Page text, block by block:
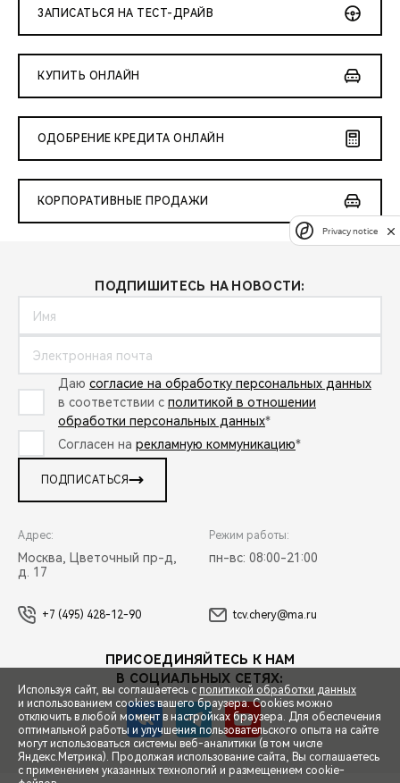
СПЕЦПРЕДЛОЖЕНИЯ
ЗАПИСАТЬСЯ НА ТЕСТ-ДРАЙВ
КУПИТЬ ОНЛАЙН
ОДОБРЕНИЕ КРЕДИТА ОНЛАЙН
КОРПОРАТИВНЫЕ ПРОДАЖИ
ПОДПИШИТЕСЬ НА НОВОСТИ:
Даю согласие на обработку персональных данных
в соответствии с политикой в отношении
обработки персональных данных*
Согласен на рекламную коммуникацию*
ПОДПИСАТЬСЯ
Адрес:
Москва, Цветочный пр-д,
д. 17
Режим работы:
пн-вс: 08:00-21:00
+7 (495) 428-12-90 tcv.chery@ma.ru
ПРИСОЕДИНЯЙТЕСЬ К НАМ
В СОЦИАЛЬНЫХ СЕТЯХ:
Используя сайт, вы соглашаетесь с политикой обработки данных
и использованием cookies вашего браузера. Cookies можно
отключить в любой момент в настройках браузера. Для обеспечения
оптимальной работы и улучшения пользовательского опыта на сайте
могут использоваться системы веб-аналитики (в том числе
Яндекс.Метрика). Продолжая использование сайта, Вы соглашаетесь
с применением указанных технологий и размещением cookie-
Privacy notice